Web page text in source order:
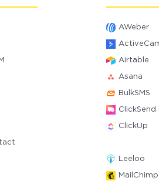
AWeber
Airtable
Asana
BulkSMS
ClickSend
ClickUp
Leeloo
MailChimp